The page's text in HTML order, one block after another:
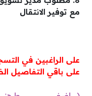
مع توفير الانتقال
على الراغبين في
على باقي التفاصيل